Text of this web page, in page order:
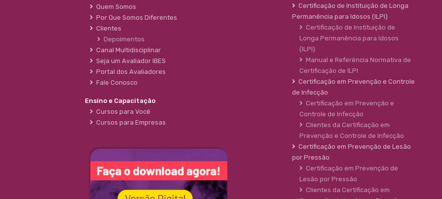
Quem Somos
Por Que Somos Diferentes
Clientes
Depoimentos
Canal Multidisciplinar
Seja um Avaliador IBES
Portal dos Avaliadores
Fale Conosco
Ensino e Capacitação
Cursos para Você
Cursos para Empresas
Certificação de Instituição de Longa
Permanência para Idosos (ILPI)
Certificação de Instituição de
Longa Permanência para Idosos
(ILPI)
Manual e Referência Normativa de
Certificação de ILPI
Certificação em Prevenção e Controle
de Infecção
Certificação em Prevenção e
Controle de Infecção
Clientes da Certificação em
Prevenção e Controle de Infecção
Certificação em Prevenção de Lesão
por Pressão
Certificação em Prevenção de
Lesão por Pressão
Clientes da Certificação em